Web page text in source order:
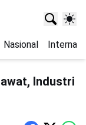
Nasional
Industri